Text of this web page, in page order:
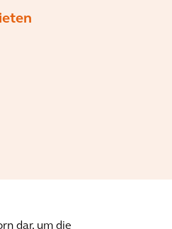
dar, um die